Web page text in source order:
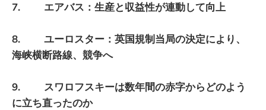
7. エアバス：生産と収益性が連動して向上
8. ユーロスター：英国規制当局の決定により、
海峡横断路線、競争へ
9. スワロフスキーは数年間の赤字からどのよう
に立ち直ったのか